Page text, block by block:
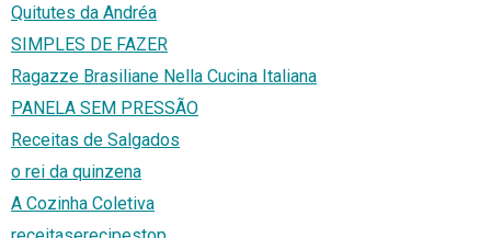
Quitutes da Andréa
SIMPLES DE FAZER
Ragazze Brasiliane Nella Cucina Italiana
PANELA SEM PRESSÃO
Receitas de Salgados
o rei da quinzena
A Cozinha Coletiva